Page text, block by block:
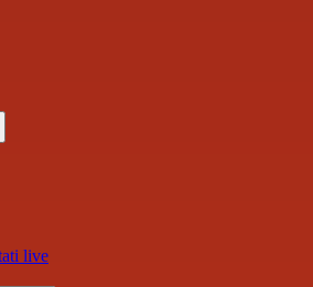
live